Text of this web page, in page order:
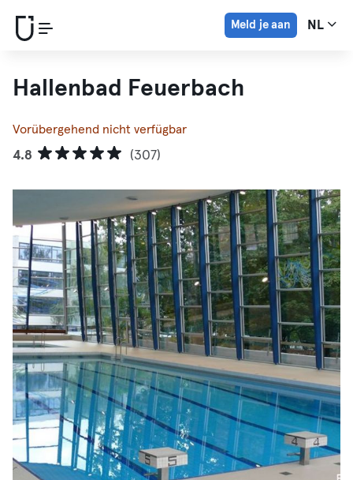
Meld je aan NL
Hallenbad Feuerbach
Vorübergehend nicht verfügbar
4.8 (307)